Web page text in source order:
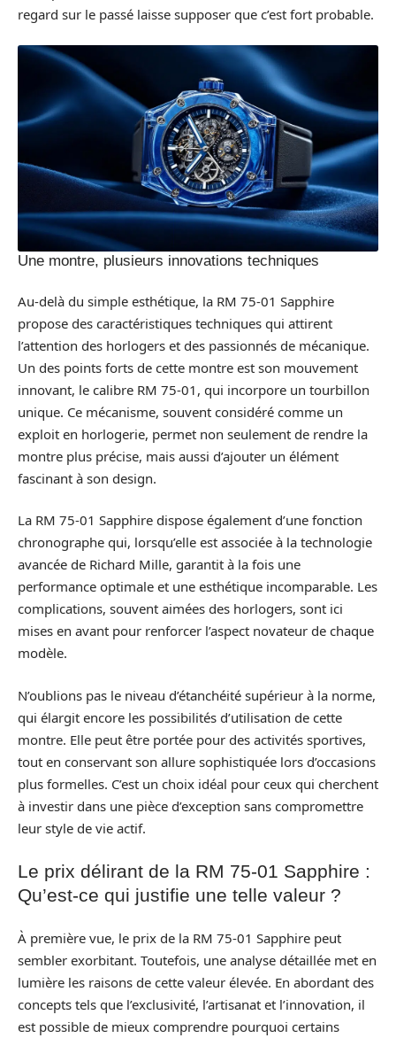
regard sur le passé laisse supposer que c’est fort probable.
Une montre, plusieurs innovations techniques
Au-delà du simple esthétique, la RM 75-01 Sapphire
propose des caractéristiques techniques qui attirent
l’attention des horlogers et des passionnés de mécanique.
Un des points forts de cette montre est son mouvement
innovant, le calibre RM 75-01, qui incorpore un tourbillon
unique. Ce mécanisme, souvent considéré comme un
exploit en horlogerie, permet non seulement de rendre la
montre plus précise, mais aussi d’ajouter un élément
fascinant à son design.
La RM 75-01 Sapphire dispose également d’une fonction
chronographe qui, lorsqu’elle est associée à la technologie
avancée de Richard Mille, garantit à la fois une
performance optimale et une esthétique incomparable. Les
complications, souvent aimées des horlogers, sont ici
mises en avant pour renforcer l’aspect novateur de chaque
modèle.
N’oublions pas le niveau d’étanchéité supérieur à la norme,
qui élargit encore les possibilités d’utilisation de cette
montre. Elle peut être portée pour des activités sportives,
tout en conservant son allure sophistiquée lors d’occasions
plus formelles. C’est un choix idéal pour ceux qui cherchent
à investir dans une pièce d’exception sans compromettre
leur style de vie actif.
Le prix délirant de la RM 75-01 Sapphire :
Qu’est-ce qui justifie une telle valeur ?
À première vue, le prix de la RM 75-01 Sapphire peut
sembler exorbitant. Toutefois, une analyse détaillée met en
lumière les raisons de cette valeur élevée. En abordant des
concepts tels que l’exclusivité, l’artisanat et l’innovation, il
est possible de mieux comprendre pourquoi certains